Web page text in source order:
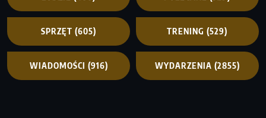
SPRZĘT (605) TRENING (529)
WIADOMOŚCI (916) WYDARZENIA (2855)